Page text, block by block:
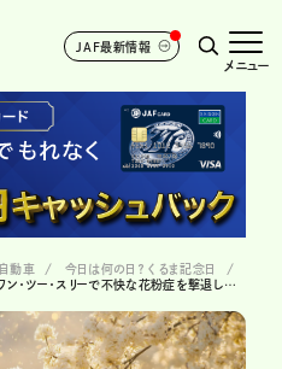
JAF最新情報
メニュー
自動車
今日は何の日？ くるま記念日
くしゃみ、鼻水、目のかゆみ…!? 今年こそワン・ツー・スリーで不快な花粉症を撃退したい！